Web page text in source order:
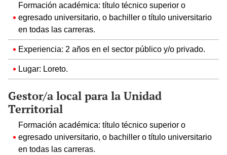
Formación académica: título técnico superior o
egresado universitario, o bachiller o título universitario
en todas las carreras.
Experiencia: 2 años en el sector público y/o privado.
Lugar: Loreto.
Gestor/a local para la Unidad
Territorial
Formación académica: título técnico superior o
egresado universitario, o bachiller o título universitario
en todas las carreras.